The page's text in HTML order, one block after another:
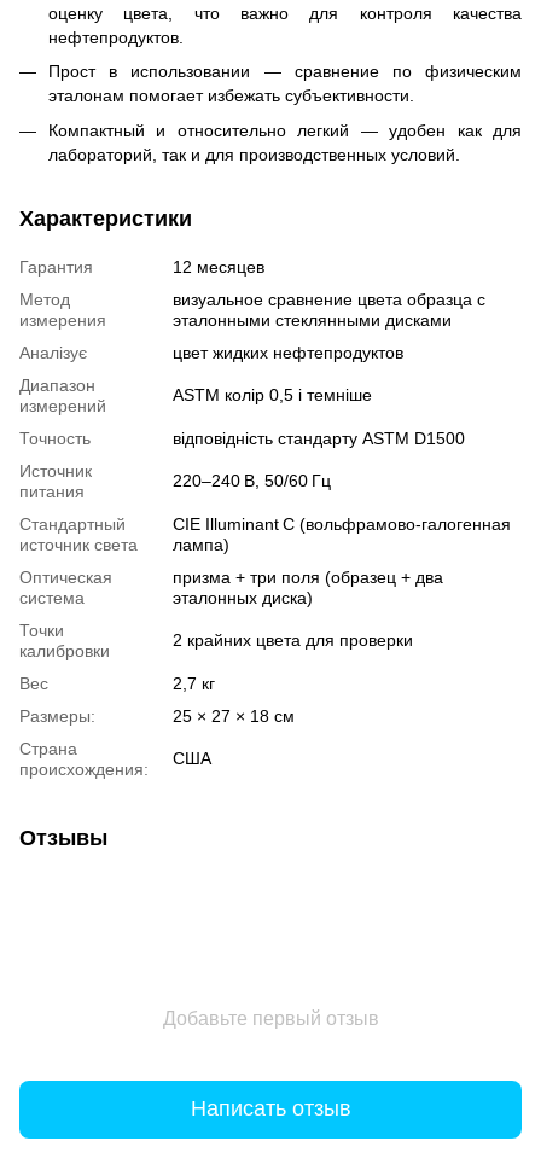
оценку цвета, что важно для контроля качества
нефтепродуктов.
Прост в использовании — сравнение по физическим
эталонам помогает избежать субъективности.
Компактный и относительно легкий — удобен как для
лабораторий, так и для производственных условий.
Характеристики
Гарантия
12 месяцев
Метод
измерения
визуальное сравнение цвета образца с
эталонными стеклянными дисками
Аналізує
цвет жидких нефтепродуктов
Диапазон
измерений
ASTM колір 0,5 і темніше
Точность
відповідність стандарту ASTM D1500
Источник
питания
220–240 В, 50/60 Гц
Стандартный
источник света
CIE Illuminant C (вольфрамово-галогенная
лампа)
Оптическая
система
призма + три поля (образец + два
эталонных диска)
Точки
калибровки
2 крайних цвета для проверки
Вес
2,7 кг
Размеры:
25 × 27 × 18 см
Страна
происхождения:
США
Отзывы
Добавьте первый отзыв
Написать отзыв